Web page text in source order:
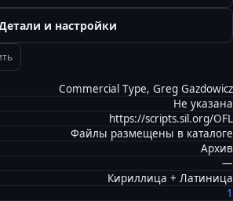
и настройки
Commercial Type, Greg Gazdowicz
Не указана
https://scripts.sil.org/OFL
Файлы размещены в каталоге
Архив
—
Кириллица + Латиница
1